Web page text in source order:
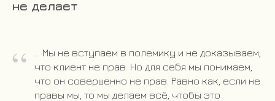
не делает
“
... Мы не вступаем в полемику и не доказываем,
что клиент не прав. Но для себя мы понимаем,
что он совершенно не прав. Равно как, если не
правы мы, то мы делаем всё, чтобы это